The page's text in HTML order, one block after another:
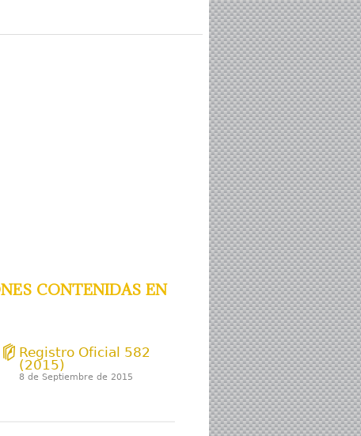
contenidas en
Registro Oficial 582
(2015)
8 de Septiembre de 2015